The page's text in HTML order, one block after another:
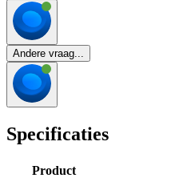
Andere vraag...
Specificaties
Product